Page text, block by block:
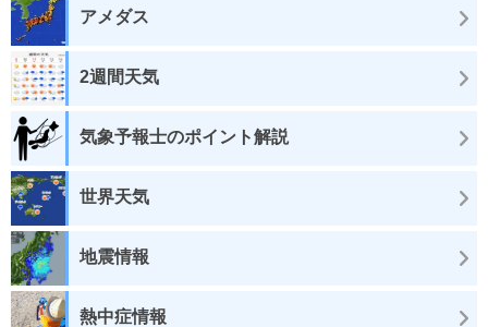
アメダス
2週間天気
気象予報士のポイント解説
世界天気
地震情報
熱中症情報